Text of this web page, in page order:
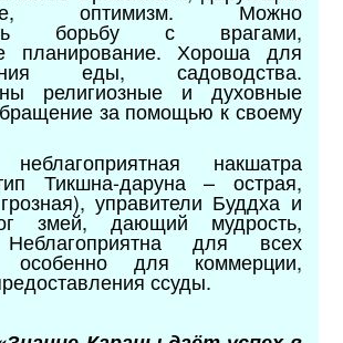
оптимизм. Можно
борьбу с врагами,
планирование. Хороша для
еды, садоводства.
религиозные и духовные
за помощью к своему
накшатра
Тикшна-даруна – острая,
управители Буддха и
змей, дающий мудрость,
Неблагоприятна для всех
особенно для коммерции,
ссуды.